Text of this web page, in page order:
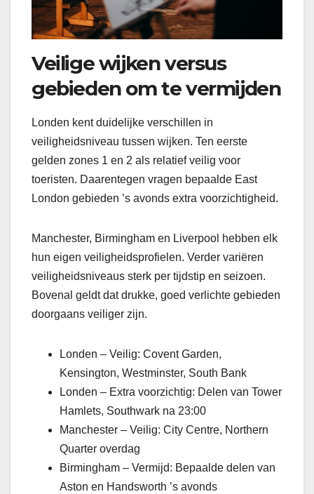
Veilige wijken versus
gebieden om te vermijden
Londen kent duidelijke verschillen in
veiligheidsniveau tussen wijken. Ten eerste
gelden zones 1 en 2 als relatief veilig voor
toeristen. Daarentegen vragen bepaalde East
London gebieden ’s avonds extra voorzichtigheid.
Manchester, Birmingham en Liverpool hebben elk
hun eigen veiligheidsprofielen. Verder variëren
veiligheidsniveaus sterk per tijdstip en seizoen.
Bovenal geldt dat drukke, goed verlichte gebieden
doorgaans veiliger zijn.
Londen – Veilig: Covent Garden,
Kensington, Westminster, South Bank
Londen – Extra voorzichtig: Delen van Tower
Hamlets, Southwark na 23:00
Manchester – Veilig: City Centre, Northern
Quarter overdag
Birmingham – Vermijd: Bepaalde delen van
Aston en Handsworth ’s avonds